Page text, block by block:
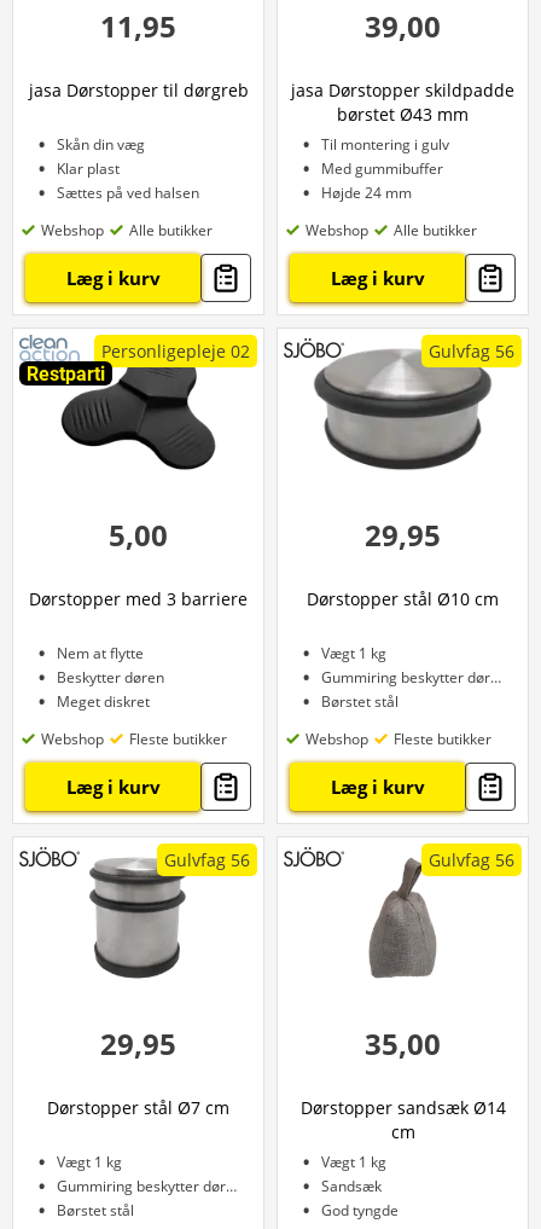
11,95
jasa Dørstopper til dørgreb
Skån din væg
Klar plast
Sættes på ved halsen
Webshop
Alle butikker
Læg i kurv
39,00
jasa Dørstopper skildpadde
børstet Ø43 mm
Til montering i gulv
Med gummibuffer
Højde 24 mm
Webshop
Alle butikker
Læg i kurv
Restparti
Personligepleje 02
5,00
Dørstopper med 3 barriere
Nem at flytte
Beskytter døren
Meget diskret
Webshop
Fleste butikker
Læg i kurv
Gulvfag 56
29,95
Dørstopper stål Ø10 cm
Vægt 1 kg
Gummiring beskytter døren
Børstet stål
Webshop
Fleste butikker
Læg i kurv
Gulvfag 56
29,95
Dørstopper stål Ø7 cm
Vægt 1 kg
Gummiring beskytter døren
Børstet stål
Gulvfag 56
35,00
Dørstopper sandsæk Ø14
cm
Vægt 1 kg
Sandsæk
God tyngde